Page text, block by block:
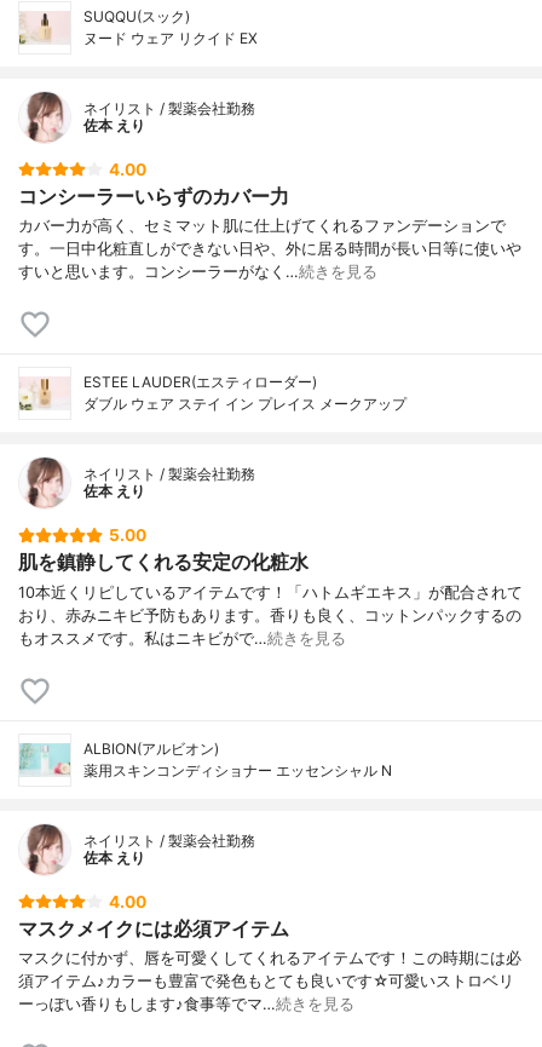
SUQQU(スック)
ヌード ウェア リクイド EX
ネイリスト / 製薬会社勤務
佐本 えり
4.00
コンシーラーいらずのカバー力
カバー力が高く、セミマット肌に仕上げてくれるファンデーションで
す。一日中化粧直しができない日や、外に居る時間が長い日等に使いや
すいと思います。コンシーラーがなく…続きを見る
ESTEE LAUDER(エスティローダー)
ダブル ウェア ステイ イン プレイス メークアップ
ネイリスト / 製薬会社勤務
佐本 えり
5.00
肌を鎮静してくれる安定の化粧水
10本近くリピしているアイテムです！「ハトムギエキス」が配合されて
おり、赤みニキビ予防もあります。香りも良く、コットンパックするの
もオススメです。私はニキビがで…続きを見る
ALBION(アルビオン)
薬用スキンコンディショナー エッセンシャル N
ネイリスト / 製薬会社勤務
佐本 えり
4.00
マスクメイクには必須アイテム
マスクに付かず、唇を可愛くしてくれるアイテムです！この時期には必
須アイテム♪カラーも豊富で発色もとても良いです☆可愛いストロベリ
ーっぽい香りもします♪食事等でマ…続きを見る